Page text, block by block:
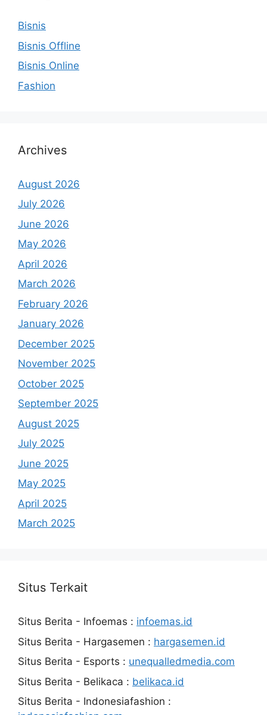
Bisnis
Bisnis Offline
Bisnis Online
Fashion
Archives
August 2026
July 2026
June 2026
May 2026
April 2026
March 2026
February 2026
January 2026
December 2025
November 2025
October 2025
September 2025
August 2025
July 2025
June 2025
May 2025
April 2025
March 2025
Situs Terkait
Situs Berita - Infoemas : infoemas.id
Situs Berita - Hargasemen : hargasemen.id
Situs Berita - Esports : unequalledmedia.com
Situs Berita - Belikaca : belikaca.id
Situs Berita - Indonesiafashion :